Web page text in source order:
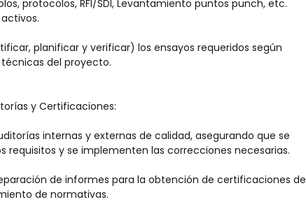
protocolos, RFI/SDI, Levantamiento puntos punch, etc.
planificar y verificar) los ensayos requeridos según
del proyecto.
y Certificaciones:
internas y externas de calidad, asegurando que se
requisitos y se implementen las correcciones necesarias.
de informes para la obtención de certificaciones de
de normativas.